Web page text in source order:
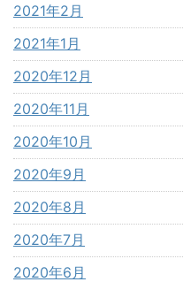
2021年2月
2021年1月
2020年12月
2020年11月
2020年10月
2020年9月
2020年8月
2020年7月
2020年6月